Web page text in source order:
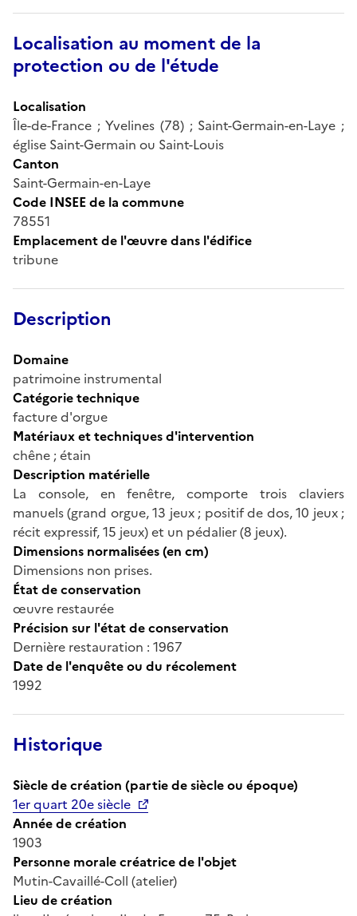
Localisation au moment de la
protection ou de l'étude
Localisation
Île-de-France ; Yvelines (78) ; Saint-Germain-en-Laye ;
église Saint-Germain ou Saint-Louis
Canton
Saint-Germain-en-Laye
Code INSEE de la commune
78551
Emplacement de l'œuvre dans l'édifice
tribune
Description
Domaine
patrimoine instrumental
Catégorie technique
facture d'orgue
Matériaux et techniques d'intervention
chêne ; étain
Description matérielle
La console, en fenêtre, comporte trois claviers
manuels (grand orgue, 13 jeux ; positif de dos, 10 jeux ;
récit expressif, 15 jeux) et un pédalier (8 jeux).
Dimensions normalisées (en cm)
Dimensions non prises.
État de conservation
œuvre restaurée
Précision sur l'état de conservation
Dernière restauration : 1967
Date de l'enquête ou du récolement
1992
Historique
Siècle de création (partie de siècle ou époque)
1er quart 20e siècle
Année de création
1903
Personne morale créatrice de l'objet
Mutin-Cavaillé-Coll (atelier)
Lieu de création